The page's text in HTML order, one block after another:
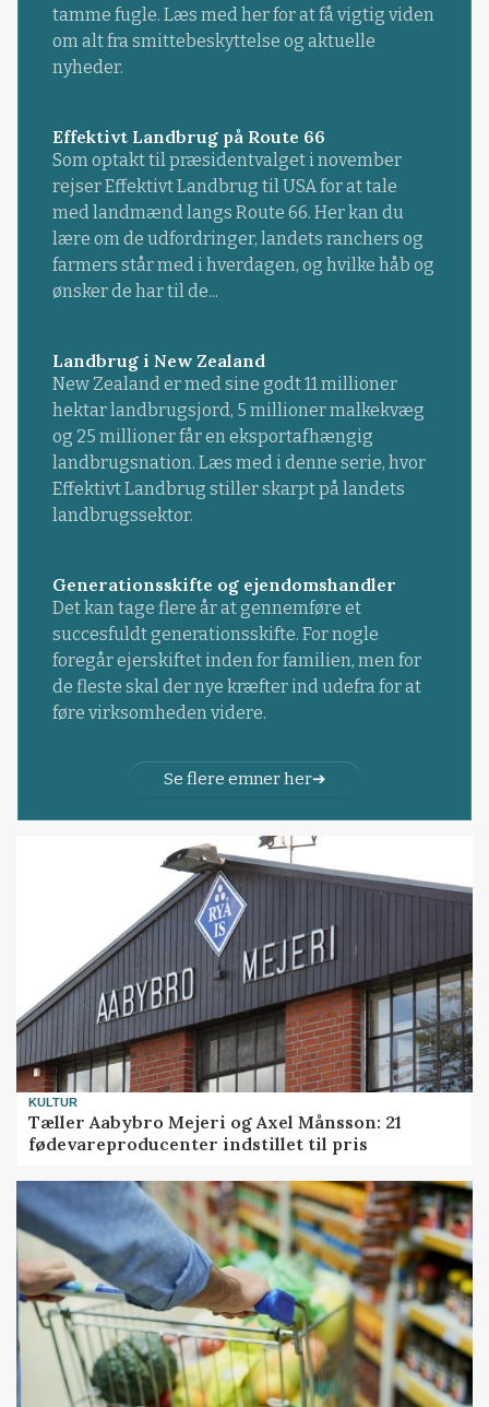
tamme fugle. Læs med her for at få vigtig viden
om alt fra smittebeskyttelse og aktuelle
nyheder.
Effektivt Landbrug på Route 66
Som optakt til præsidentvalget i november
rejser Effektivt Landbrug til USA for at tale
med landmænd langs Route 66. Her kan du
lære om de udfordringer, landets ranchers og
farmers står med i hverdagen, og hvilke håb og
ønsker de har til de...
Landbrug i New Zealand
New Zealand er med sine godt 11 millioner
hektar landbrugsjord, 5 millioner malkekvæg
og 25 millioner får en eksportafhængig
landbrugsnation. Læs med i denne serie, hvor
Effektivt Landbrug stiller skarpt på landets
landbrugssektor.
Generationsskifte og ejendomshandler
Det kan tage flere år at gennemføre et
succesfuldt generationsskifte. For nogle
foregår ejerskiftet inden for familien, men for
de fleste skal der nye kræfter ind udefra for at
føre virksomheden videre.
Se flere emner her
KULTUR
Tæller Aabybro Mejeri og Axel Månsson: 21
fødevareproducenter indstillet til pris